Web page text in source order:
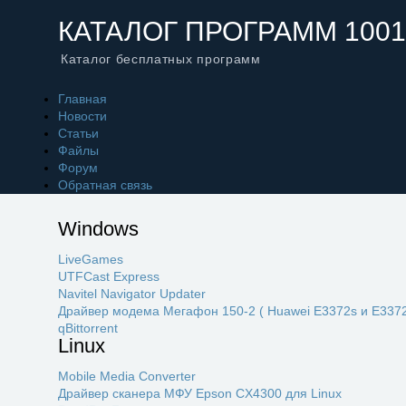
КАТАЛОГ ПРОГРАММ
Каталог бесплатных программ
Главная
Новости
Статьи
Файлы
Форум
Обратная связь
Windows
LiveGames
UTFCast Express
Navitel Navigator Updater
Драйвер модема Мегафон 150-2 ( Huawei E3372s и
qBittorrent
Linux
Mobile Media Converter
Драйвер сканера МФУ Epson CX4300 для Linux